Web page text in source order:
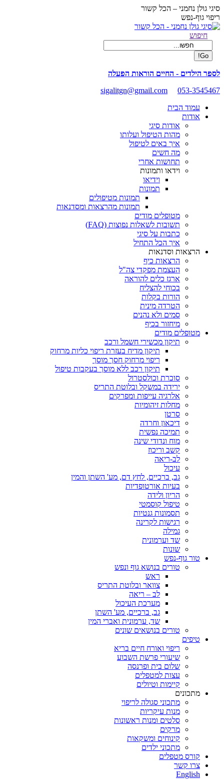
Skip
to
content
סיגי גולן נחמני – הכל קשור
ריפוי גוף-נפש
Facebook
opens
new
window
Search:
חיפוש
לספר הילדים - החיים הוראות הפעלה
sigalitgn@gmail.com
053-3545467
עמוד הבית
אודות
אודות סיגי
מהות הטיפול ועלותו
איך באים לטיפול
מה חשים
תחושות אחרי
וידאו ותמונות
וידיאו
תמונות
תמונות מטיפולים
תמונות מהרצאות ומסדנאות
מטופלים מודים
תשובות לשאלות נפוצות (FAQ)
כתבות על סיגי
איך הכל התחיל
הרצאות וסדנאות
הרצאות כיף
העצמת מפקדי צה"ל
ארגז כלים להוראה
בכוחי להצליח
הורות בקלות
הטרדה מינית
סמים ולא נהנים
מיחזור בכיף
מטופלים מודים
תיקון מכשירי חשמל ורכב
תיקון מדיח בעזרת ריפוי כליות מרחוק
ריפוי מרחוק חסך מוסך
תיקון רכב ללא מוסך בעקבות טיפול
סוכרת וכולסטרול
ירידה במשקל ובלוטת התריס
אלרגיה עייפות ומפרקים
מחלות זיהומיות
סרטן
דיכאון וחרדה
תמיכה נפשית
מוח ונדודי שינה
קשב וריכוז
לב-ריאה
עיכול
גב, ברכיים, לחץ דם, מע' השתן והמין
בעיות אורטופדיות
הריון ולידה
טיפול קוסמטי
תסמונות גנטיות
רגישות לקרינה
גמילה
שד וערמונית
שונות
טור גוף-נפש
טורים בנושא גוף ונפש
ראש
צוואר ובלוטת התריס
לב – ריאה
מערכת העיכול
גב, ברכיים, מע' השתן
שד, ערמונית ואברי המין
טורים בנושאים שונים
טיפים
ריפוי ואורח חיים בריא
שיעורי פרשת השבוע
שלום בית ופרנסה
עצות למטפלים
קיימות וטיולים
מתכונים
מתכוני סגולה לריפוי
מנות עיקריות
סלטים ומנות ראשונות
מרקים
קינוחים ומשקאות
מתכוני ילדים
קורס מטפלים
צרו קשר
English